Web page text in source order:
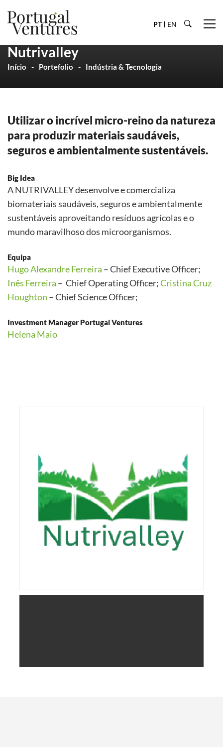
PT EN
Nutrivalley
Início Portefolio Indústria & Tecnologia
Utilizar o incrível micro-reino da natureza
para produzir materiais saudáveis,
seguros e ambientalmente sustentáveis.
Big Idea
A NUTRIVALLEY desenvolve e comercializa
biomateriais saudáveis, seguros e ambientalmente
sustentáveis aproveitando resíduos agrícolas e o
mundo maravilhoso dos microorganismos.
Equipa
Hugo Alexandre Ferreira – Chief Executive Officer;
Inês Ferreira – Chief Operating Officer;Cristina Cruz
Houghton – Chief Science Officer;
Investment Manager Portugal Ventures
Helena Maio